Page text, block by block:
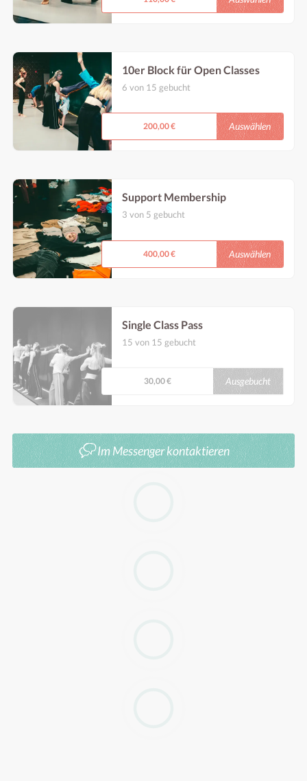
10er Block für Open Classes
6 von 15 gebucht
unsere Angebote Montag-Freitag vor
17:45Uhr), 1 Jahr einlösbar.
200,00 € Auswählen
Support Membership
3 von 5 gebucht
Sommersemester 2026 Zugang zu allen
offenen Klassen (jegliches Programm vor
17:45Uhr) in unserem neuen Studio.
400,00 € Auswählen
Single Class Pass
15 von 15 gebucht
17.45) Einzulösen bis Ende 2026
30,00 €
Ausgebucht
Im Messenger kontaktieren